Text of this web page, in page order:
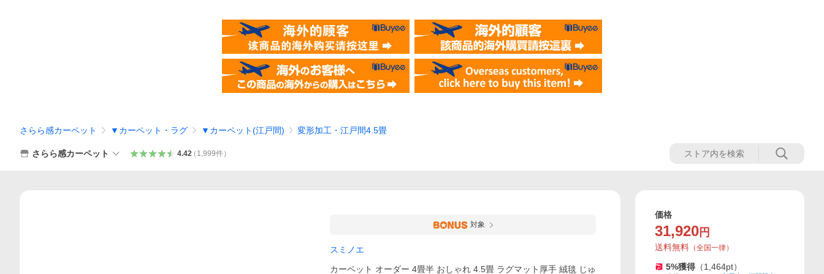
さらら感カーペット ▼カーペット・ラグ ▼カーペット(江戸間) 変形加工・江戸間4.5畳
さらら感カーペット 4.42（ 1,999件）
対象
スミノエ
カーペット オーダー 4畳半 おしゃれ 4.5畳 ラグマット厚手 絨毯 じゅ
価格
31,920 円
送料無料 （全国一律）
5%獲得 （1,464pt）